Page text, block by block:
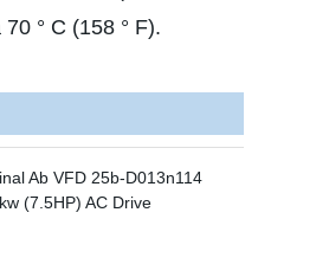
° C (158 ° F).